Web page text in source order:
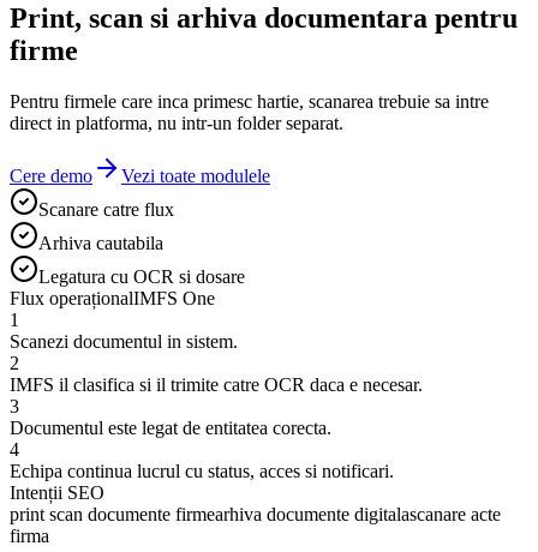
Print, scan si arhiva documentara pentru
firme
Pentru firmele care inca primesc hartie, scanarea trebuie sa intre
direct in platforma, nu intr-un folder separat.
Cere demo
Vezi toate modulele
Scanare catre flux
Arhiva cautabila
Legatura cu OCR si dosare
Flux operaționalIMFS One
1
Scanezi documentul in sistem.
2
IMFS il clasifica si il trimite catre OCR daca e necesar.
3
Documentul este legat de entitatea corecta.
4
Echipa continua lucrul cu status, acces si notificari.
Intenții SEO
print scan documente firmearhiva documente digitalascanare acte
firma